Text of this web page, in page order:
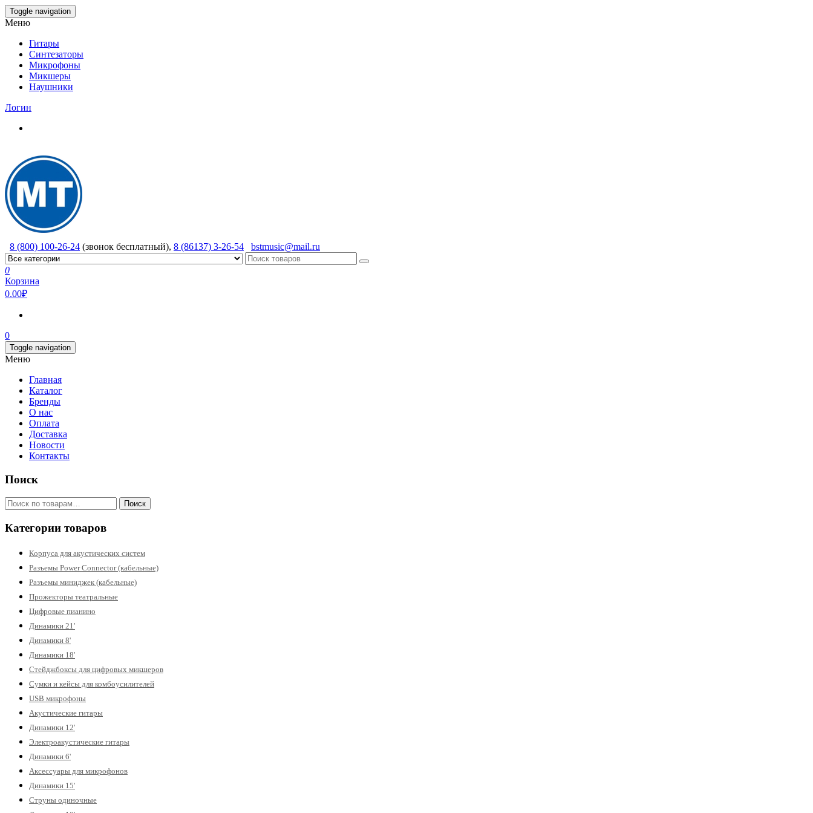
Skip
to
content
Toggle navigation
Меню
Гитары
Синтезаторы
Микрофоны
Микшеры
Наушники
Логин
8 (800) 100-26-24 (звонок бесплатный), 8 (86137) 3-26-54 bstmusic@mail.ru
0
Корзина
0.00₽
0
Toggle navigation
Меню
Главная
Каталог
Бренды
О нас
Оплата
Доставка
Новости
Контакты
Поиск
Искать: Поиск
Категории товаров
Корпуса для акустических систем
Разъемы Power Connector (кабельные)
Разъемы миниджек (кабельные)
Прожекторы театральные
Цифровые пианино
Динамики 21'
Динамики 8'
Динамики 18'
Стейджбоксы для цифровых микшеров
Сумки и кейсы для комбоусилителей
USB микрофоны
Акустические гитары
Динамики 12'
Электроакустические гитары
Динамики 6'
Аксессуары для микрофонов
Динамики 15'
Струны одиночные